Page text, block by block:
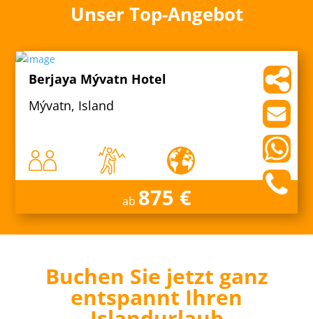
Unser Top-Angebot
Berjaya Mývatn Hotel
Mývatn, Island
ab 875 €
Buchen Sie jetzt ganz
entspannt Ihren